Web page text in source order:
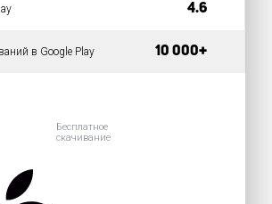
4.6
в Google Play 10 000+
Бесплатное
скачивание